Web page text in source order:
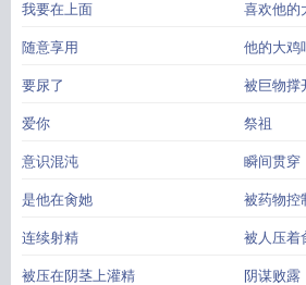
我要在上面 喜欢他的
随意享用 他的大鸡
要尿了 被巨物撑
爱你 祭祖
意识混沌 瞬间贯穿
是他在肏她 被药物控
连续射精 被人压着
被压在阴茎上灌精 阴谋败露